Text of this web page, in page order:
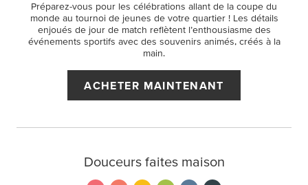
Préparez-vous pour les célébrations allant de la coupe du
monde au tournoi de jeunes de votre quartier ! Les détails
enjoués de jour de match reflètent l’enthousiasme des
événements sportifs avec des souvenirs animés, créés à la
main.
ACHETER MAINTENANT
Douceurs faites maison